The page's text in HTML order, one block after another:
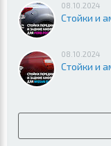
08.10.2024
Стойки и
08.10.2024
Стойки и